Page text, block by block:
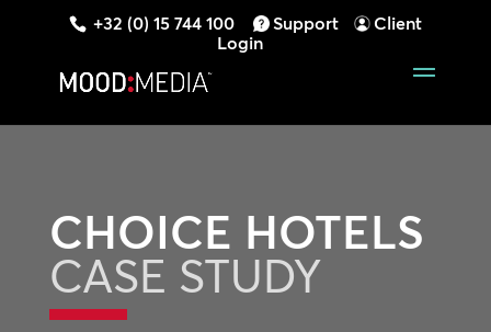
+32 (0) 15 744 100 Support
Client
Login
CHOICE HOTELS
CASE STUDY